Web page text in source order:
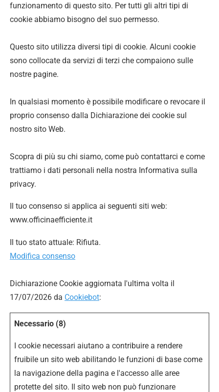
funzionamento di questo sito. Per tutti gli altri tipi di
cookie abbiamo bisogno del suo permesso.
Questo sito utilizza diversi tipi di cookie. Alcuni cookie
sono collocate da servizi di terzi che compaiono sulle
nostre pagine.
In qualsiasi momento è possibile modificare o revocare il
proprio consenso dalla Dichiarazione dei cookie sul
nostro sito Web.
Scopra di più su chi siamo, come può contattarci e come
trattiamo i dati personali nella nostra Informativa sulla
privacy.
Il tuo consenso si applica ai seguenti siti web:
www.officinaefficiente.it
Il tuo stato attuale: Rifiuta.
Modifica consenso
Dichiarazione Cookie aggiornata l'ultima volta il
17/07/2026 da Cookiebot:
Necessario (8)
I cookie necessari aiutano a contribuire a rendere
fruibile un sito web abilitando le funzioni di base come
la navigazione della pagina e l'accesso alle aree
protette del sito. Il sito web non può funzionare